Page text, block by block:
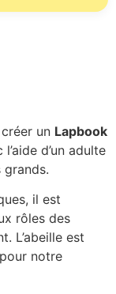
un Lapbook
d’un adulte
il est
rôles des
L’abeille est
notre